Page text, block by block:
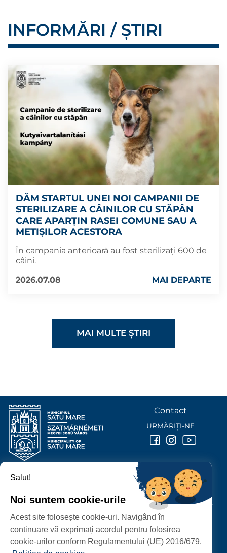
INFORMĂRI / ȘTIRI
DĂM STARTUL UNEI NOI CAMPANII DE
STERILIZARE A CÂINILOR CU STĂPÂN
CARE APARȚIN RASEI COMUNE SAU A
METIȘILOR ACESTORA
În campania anterioară au fost sterilizați 600 de
câini.
2026.07.08
MAI DEPARTE
MAI MULTE ȘTIRI
PROTECȚIA DATELOR PERSONALE
PRIMĂRIA MUNICIPIULUI
P-ȚA 25 OCTOMBRIE, NR. 1 CORP M, 440026 SATU MARE
Contact
URMĂRIȚI-NE
Salut!
Noi suntem cookie-urile
Acest site folosește cookie-uri. Navigând în
continuare vă exprimați acordul pentru folosirea
cookie-urilor conform Regulamentului (UE) 2016/679.